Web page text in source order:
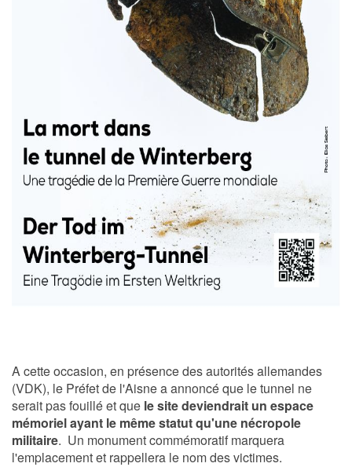
A cette occasion, en présence des autorités allemandes
(VDK), le Préfet de l'Aisne a annoncé que le tunnel ne
serait pas fouillé et que le site deviendrait un espace
mémoriel ayant le même statut qu'une nécropole
militaire. Un monument commémoratif marquera
l'emplacement et rappellera le nom des victimes.